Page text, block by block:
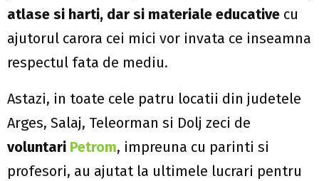
atlase si harti, dar si materiale educative cu
ajutorul carora cei mici vor invata ce inseamna
respectul fata de mediu.
Astazi, in toate cele patru locatii din judetele
Arges, Salaj, Teleorman si Dolj zeci de
voluntari Petrom, impreuna cu parinti si
profesori, au ajutat la ultimele lucrari pentru